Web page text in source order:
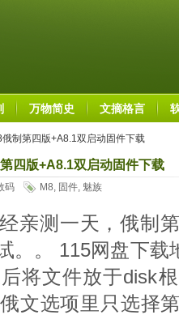
万物简史 文摘格言
制第四版+A8.1双启动固件下载
四版+A8.1双启动固件下载
码 M8, 固件, 魅族
亲测一天，俄制
。。 115网盘下载
将文件放于disk
文选项里只选择